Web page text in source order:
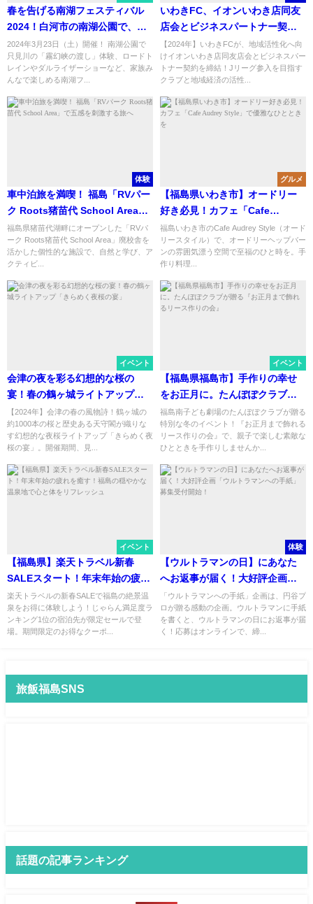
春を告げる南湖フェスティバル
2024！白河市の南湖公園で、家
族みんなで楽しめる1日
2024年3月23日（土）開催！ 南湖公園で
只見川の「霧幻峡の渡し」体験、ロードト
レインやダルライザーショーなど、家族み
んなで楽しめる南湖フ...
いわきFC、イオンいわき店同友
店会とビジネスパートナー契約
締結！地域との絆を強化・活性
化へ向け新たな一歩！
【2024年】いわきFCが、地域活性化へ向
けイオンいわき店同友店会とビジネスパー
トナー契約を締結！Jリーグ参入を目指す
クラブと地域経済の活性...
体験
車中泊旅を満喫！ 福島「RVパー
ク Roots猪苗代 School Area」
で五感を刺激する旅へ
福島県猪苗代湖畔にオープンした「RVパ
ーク Roots猪苗代 School Area」廃校舎を
活かした個性的な施設で、自然と学び、ア
クティビ...
グルメ
【福島県いわき市】オードリー
好き必見！カフェ「Cafe
Audrey Style」で優雅なひとと
きを
福島いわき市のCafe Audrey Style（オード
リースタイル）で、オードリーヘップバー
ンの雰囲気漂う空間で至福のひと時を。手
作り料理...
イベント
会津の夜を彩る幻想的な桜の
宴！春の鶴ヶ城ライトアップ
「きらめく夜桜の宴」
【2024年】会津の春の風物詩！鶴ヶ城の
約1000本の桜と歴史ある天守閣が織りな
す幻想的な夜桜ライトアップ「きらめく夜
桜の宴」。開催期間、見...
イベント
【福島県福島市】手作りの幸せ
をお正月に。たんぽぽクラブが
贈る『お正月まで飾れるリース
作りの会』
福島南子ども劇場のたんぽぽクラブが贈る
特別な冬のイベント！『お正月まで飾れる
リース作りの会』で、親子で楽しむ素敵な
ひとときを手作りしませんか...
イベント
【福島県】楽天トラベル新春
SALEスタート！年末年始の疲れ
を癒す！福島の穏やかな温泉地
で心と体をリフレッシュ
楽天トラベルの新春SALEで福島の絶景温
泉をお得に体験しよう！じゃらん満足度ラ
ンキング1位の宿泊先が限定セールで登
場。期間限定のお得なクーポ...
体験
【ウルトラマンの日】にあなた
へお返事が届く！大好評企画
「ウルトラマンへの手紙」募集
受付開始！
「ウルトラマンへの手紙」企画は、円谷プ
ロが贈る感動の企画。ウルトラマンに手紙
を書くと、ウルトラマンの日にお返事が届
く！応募はオンラインで、締...
旅飯福島SNS
話題の記事ランキング